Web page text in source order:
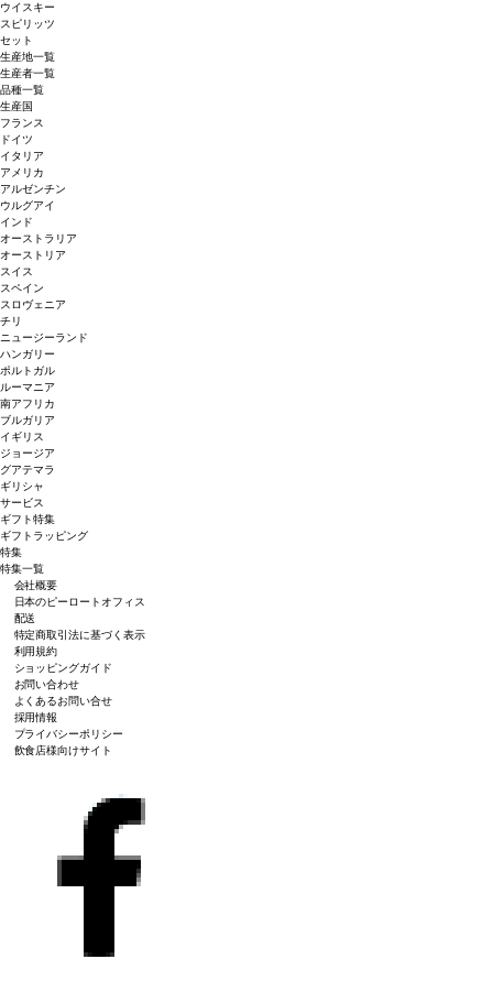
ウイスキー
スピリッツ
セット
生産地一覧
生産者一覧
品種一覧
生産国
フランス
ドイツ
イタリア
アメリカ
アルゼンチン
ウルグアイ
インド
オーストラリア
オーストリア
スイス
スペイン
スロヴェニア
チリ
ニュージーランド
ハンガリー
ポルトガル
ルーマニア
南アフリカ
ブルガリア
イギリス
ジョージア
グアテマラ
ギリシャ
サービス
ギフト特集
ギフトラッピング
特集
特集一覧
会社概要
日本のピーロートオフィス
配送
特定商取引法に基づく表示
利用規約
ショッピングガイド
お問い合わせ
よくあるお問い合せ
採用情報
プライバシーポリシー
飲食店様向けサイト